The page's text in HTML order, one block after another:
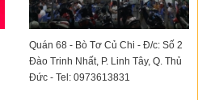
Quán 68 - Bò Tơ Củ Chi - Đ/c: Số 2
Đào Trinh Nhất, P. Linh Tây, Q. Thủ
Đức - Tel: 0973613831